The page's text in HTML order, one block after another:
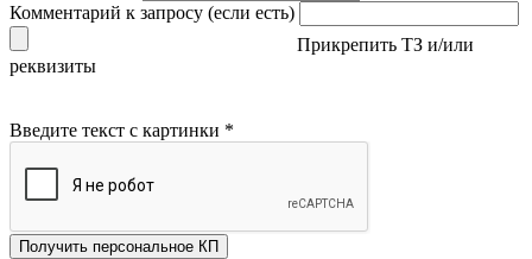
Комментарий к запросу (если есть)
Прикрепить ТЗ и/или
реквизиты
Введите текст с картинки *
Получить персональное КП